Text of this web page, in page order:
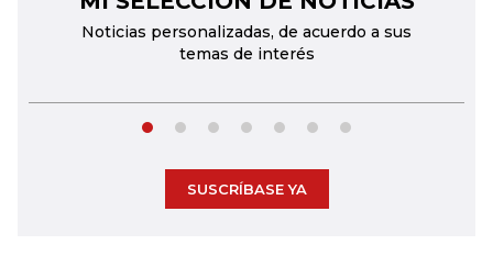
Noticias personalizadas, de acuerdo a sus
temas de interés
SUSCRÍBASE YA